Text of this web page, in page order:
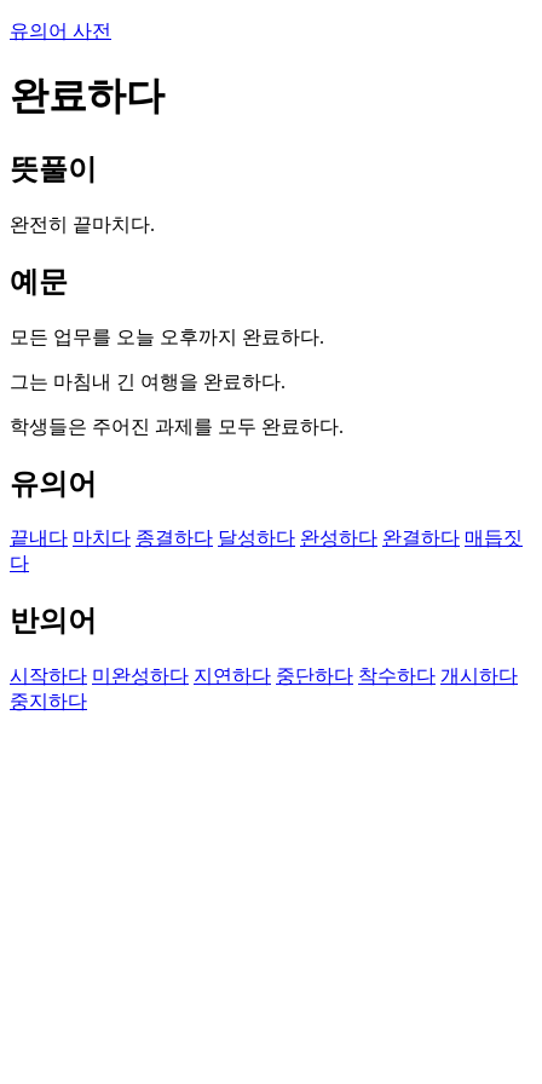
유의어 사전
완료하다
뜻풀이
완전히 끝마치다.
예문
모든 업무를 오늘 오후까지 완료하다.
그는 마침내 긴 여행을 완료하다.
학생들은 주어진 과제를 모두 완료하다.
유의어
끝내다 마치다 종결하다 달성하다 완성하다 완결하다 매듭짓
다
반의어
시작하다 미완성하다 지연하다 중단하다 착수하다 개시하다
중지하다